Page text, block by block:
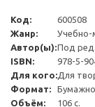
Код:
600508
Жанр:
Учебно-
Автор(ы):Под
ISBN:
978-5-
Для кого:Для
Формат:
Объём:
106 с.